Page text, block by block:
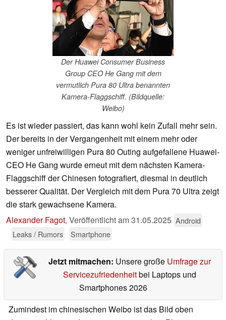
Der Huawei Consumer Business
Group CEO He Gang mit dem
vermutlich Pura 80 Ultra benannten
Kamera-Flaggschiff. (Bildquelle:
Weibo)
Es ist wieder passiert, das kann wohl kein Zufall mehr sein.
Der bereits in der Vergangenheit mit einem mehr oder
weniger unfreiwilligen Pura 80 Outing aufgefallene Huawei-
CEO He Gang wurde erneut mit dem nächsten Kamera-
Flaggschiff der Chinesen fotografiert, diesmal in deutlich
besserer Qualität. Der Vergleich mit dem Pura 70 Ultra zeigt
die stark gewachsene Kamera.
Alexander Fagot, Veröffentlicht am31.05.2025 Android
Leaks / Rumors
Smartphone
Jetzt mitmachen: Unsere große Umfrage zur
Servicezufriedenheitbei Laptops und
Smartphones 2026
Zumindest im chinesischen Weibo ist das Bild oben